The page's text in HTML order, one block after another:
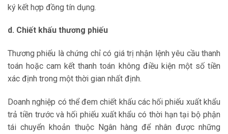
ký kết hợp đồng tín dụng.
d. Chiết khấu thương phiếu
Thương phiếu là chứng chỉ có giá trị nhận lệnh yêu cầu thanh
toán hoặc cam kết thanh toán không điều kiện một số tiền
xác định trong một thời gian nhất định.
Doanh nghiệp có thể đem chiết khấu các hối phiếu xuất khẩu
trả tiền trước và hối phiếu xuất khẩu có thời hạn tại bộ phận
tái chuyển khoản thuộc Ngân hàng để nhân được những